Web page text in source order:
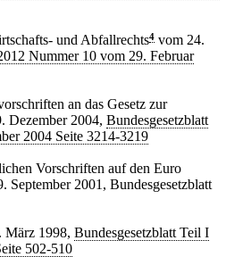
und Abfallrechts4 vom 24.
Nummer 10 vom 29. Februar
an das Gesetz zur
Dezember 2004, Bundesgesetzblatt
2004 Seite 3214-3219
Vorschriften auf den Euro
September 2001, Bundesgesetzblatt
März 1998, Bundesgesetzblatt Teil I
502-510